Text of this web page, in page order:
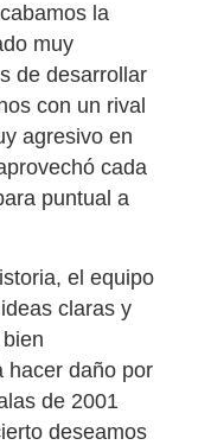
la
muy
de desarrollar
con un rival
agresivo en
cada
puntual a
el equipo
claras y
hacer daño por
de 2001
deseamos